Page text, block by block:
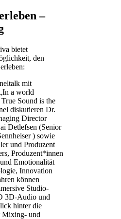
–
bietet
den
mit
a world
Sound is the
diskutieren Dr.
Director
Detlefsen (Senior
) sowie
und Produzent
Produzent*innen
Emotionalität
Innovation
können
Studio-
3D-Audio und
hinter die
Mixing- und